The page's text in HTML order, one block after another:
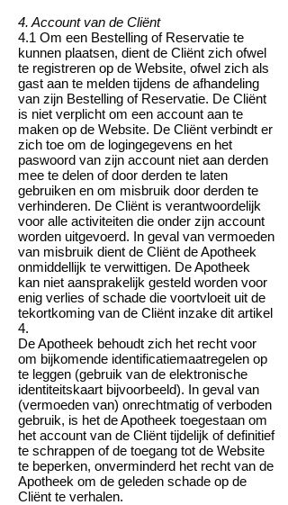
4. Account van de Cliënt
4.1 Om een Bestelling of Reservatie te
kunnen plaatsen, dient de Cliënt zich ofwel
te registreren op de Website, ofwel zich als
gast aan te melden tijdens de afhandeling
van zijn Bestelling of Reservatie. De Cliënt
is niet verplicht om een account aan te
maken op de Website. De Cliënt verbindt er
zich toe om de logingegevens en het
paswoord van zijn account niet aan derden
mee te delen of door derden te laten
gebruiken en om misbruik door derden te
verhinderen. De Cliënt is verantwoordelijk
voor alle activiteiten die onder zijn account
worden uitgevoerd. In geval van vermoeden
van misbruik dient de Cliënt de Apotheek
onmiddellijk te verwittigen. De Apotheek
kan niet aansprakelijk gesteld worden voor
enig verlies of schade die voortvloeit uit de
tekortkoming van de Cliënt inzake dit artikel
4.
De Apotheek behoudt zich het recht voor
om bijkomende identificatiemaatregelen op
te leggen (gebruik van de elektronische
identiteitskaart bijvoorbeeld). In geval van
(vermoeden van) onrechtmatig of verboden
gebruik, is het de Apotheek toegestaan om
het account van de Cliënt tijdelijk of definitief
te schrappen of de toegang tot de Website
te beperken, onverminderd het recht van de
Apotheek om de geleden schade op de
Cliënt te verhalen.